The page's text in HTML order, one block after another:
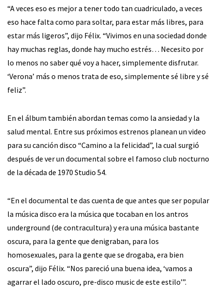
“A veces eso es mejor a tener todo tan cuadriculado, a veces
eso hace falta como para soltar, para estar más libres, para
estar más ligeros”, dijo Félix. “Vivimos en una sociedad donde
hay muchas reglas, donde hay mucho estrés… Necesito por
lo menos no saber qué voy a hacer, simplemente disfrutar.
‘Verona’ más o menos trata de eso, simplemente sé libre y sé
feliz”.
En el álbum también abordan temas como la ansiedad y la
salud mental. Entre sus próximos estrenos planean un video
para su canción disco “Camino a la felicidad”, la cual surgió
después de ver un documental sobre el famoso club nocturno
de la década de 1970 Studio 54.
“En el documental te das cuenta de que antes que ser popular
la música disco era la música que tocaban en los antros
underground (de contracultura) y era una música bastante
oscura, para la gente que denigraban, para los
homosexuales, para la gente que se drogaba, era bien
oscura”, dijo Félix. “Nos pareció una buena idea, ‘vamos a
agarrar el lado oscuro, pre-disco music de este estilo’”.